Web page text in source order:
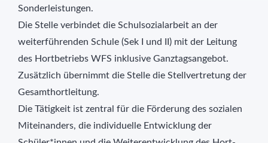
Sonderleistungen.
Die Stelle verbindet die Schulsozialarbeit an der
weiterführenden Schule (Sek I und II) mit der Leitung
des Hortbetriebs WFS inklusive Ganztagsangebot.
Zusätzlich übernimmt die Stelle die Stellvertretung der
Gesamthortleitung.
Die Tätigkeit ist zentral für die Förderung des sozialen
Miteinanders, die individuelle Entwicklung der